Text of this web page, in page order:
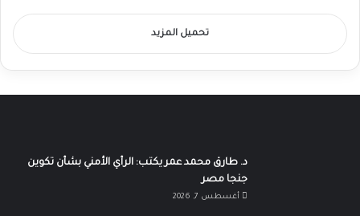
تحميل المزيد
د. طارق محمد عمر يكتب: الرأي الأمني بشأن تكوين
جنجا مصر
أغسطس 7, 2026